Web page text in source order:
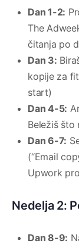
Dan 1-2:
The
čitanja po
Dan 3:
kopije za
start)
Dan 4-5:
Beležiš što
Dan 6-7:
(“Email
Upwork
Nedelja 2:
Dan 8-9: